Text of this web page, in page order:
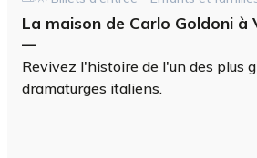
La maison de Carlo Goldoni à
—
Revivez l'histoire de l'un des plus
dramaturges italiens.